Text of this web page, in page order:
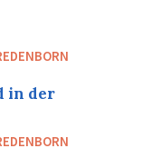
in der